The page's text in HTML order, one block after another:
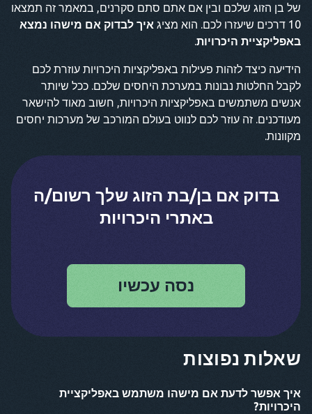
של בן הזוג שלכם ובין אם אתם סתם סקרנים, במאמר זה תמצאו
10 דרכים שיעזרו לכם. הוא מציג
איך לבדוק אם מישהו נמצא
באפליקציית היכרויות.
הידיעה כיצד לזהות פעילות באפליקציות היכרויות עוזרת לכם
לקבל החלטות נבונות במערכת היחסים שלכם. ככל שיותר
אנשים משתמשים באפליקציות היכרויות, חשוב מאוד להישאר
מעודכנים. זה עוזר לכם לנווט בעולם המורכב של מערכות יחסים
מקוונות.
בדוק אם בן/בת הזוג שלך רשום/ה
באתרי היכרויות
נסה עכשיו
שאלות נפוצות
איך אפשר לדעת אם מישהו משתמש באפליקציית
היכרויות?